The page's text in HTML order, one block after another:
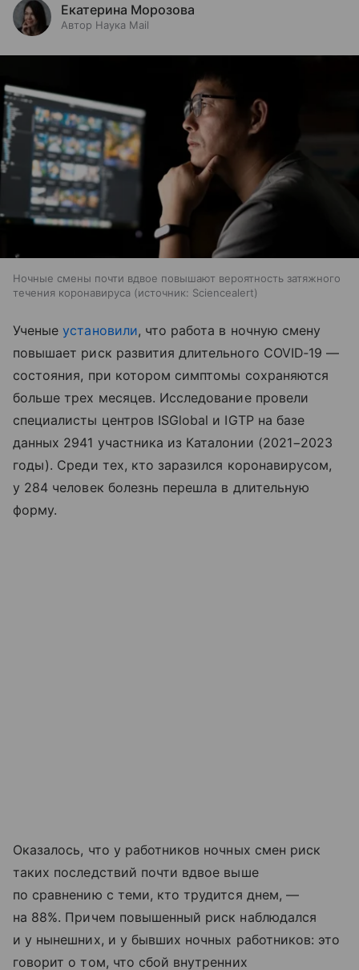
Екатерина Морозова
Автор Наука Mail
Ночные смены почти вдвое повышают вероятность затяжного
течения коронавируса
источник: Sciencealert
Ученыеустановили, что работа в ночную смену
повышает риск развития длительного COVID‑19 —
состояния, при котором симптомы сохраняются
больше трех месяцев. Исследование провели
специалисты центров ISGlobal и IGTP на базе
данных 2941 участника из Каталонии (2021−2023
годы). Среди тех, кто заразился коронавирусом,
у 284 человек болезнь перешла в длительную
форму.
Оказалось, что у работников ночных смен риск
таких последствий почти вдвое выше
по сравнению с теми, кто трудится днем, —
на 88%. Причем повышенный риск наблюдался
и у нынешних, и у бывших ночных работников: это
говорит о том, что сбой внутренних